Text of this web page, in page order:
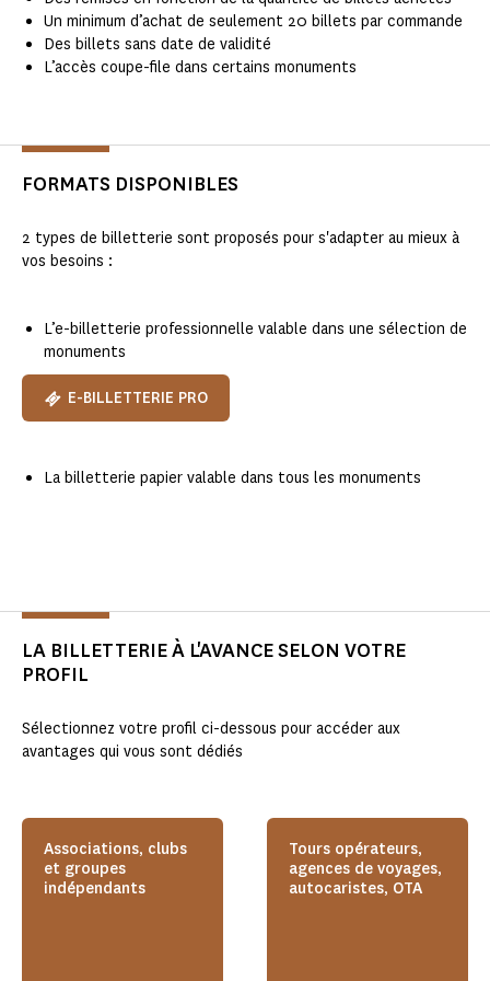
Un minimum d’achat de seulement 20 billets par commande​
Des billets sans date de validité
L’accès coupe-file dans certains monuments​
FORMATS DISPONIBLES
2 types de billetterie sont proposés pour s'adapter au mieux à
vos besoins :
L’e-billetterie professionnelle valable dans une sélection de
monuments​
E-BILLETTERIE PRO
La billetterie papier valable dans tous les monuments​
LA BILLETTERIE À L'AVANCE SELON VOTRE
PROFIL
Sélectionnez votre profil ci-dessous pour accéder aux
avantages qui vous sont dédiés
Associations, clubs
et groupes
indépendants
Tours opérateurs,
agences de voyages,
autocaristes, OTA